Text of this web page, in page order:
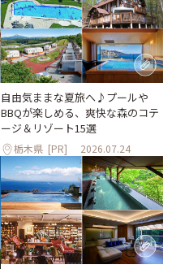
自由気ままな夏旅へ♪プールや
BBQが楽しめる、爽快な森のコテ
ージ＆リゾート15選
栃木県 [PR] 2026.07.24